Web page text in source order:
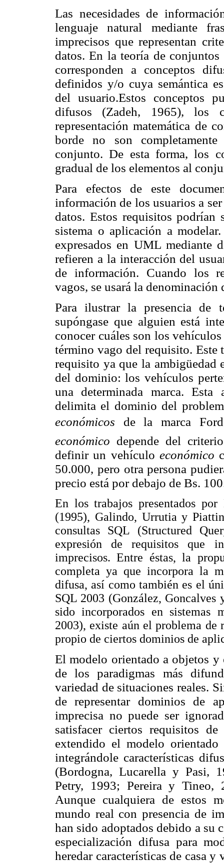
Las necesidades de
lenguaje natural mediante
imprecisos que representan
datos. En la teoría de
corresponden a conceptos
definidos y/o cuya semántica
del usuario.Estos conceptos
difusos (Zadeh, 1965), los
representación matemática de
borde no son
conjunto. De esta forma, los
gradual de los elementos al
Para efectos de este
información de los usuarios a
datos. Estos requisitos
sistema o aplicación a
expresados en UML mediante
refieren a la interacción del
de información. Cuando los
vagos, se usará la
Para ilustrar la presencia de
supóngase que alguien está
conocer cuáles son los
término vago del requisito.
requisito ya que la ambigüedad
del dominio: los vehículos
una determinada marca.
delimita el dominio del
económicos de la marca
económico depende del
definir un vehículoeconómico
50.000, pero otra persona
precio está por debajo de Bs.
En los trabajos presentados
(1995), Galindo, Urrutia y
consultas SQL (Structured
expresión de requisitos que
imprecisos. Entre éstas, la
completa ya que incorpora la
difusa, así como también es el
SQL 2003 (González, Goncalves
sido incorporados en sistemas
2003), existe aún el problema
propio de ciertos dominios de
El modelo orientado a objetos
de los paradigmas más
variedad de situaciones reales.
de representar dominios de
imprecisa no puede ser
satisfacer ciertos requisitos
extendido el modelo
integrándole características
(Bordogna, Lucarella y Pasi,
Petry, 1993; Pereira y Tineo,
Aunque cualquiera de estos
mundo real con presencia de
han sido adoptados debido a su
especialización difusa para
heredar características de casa